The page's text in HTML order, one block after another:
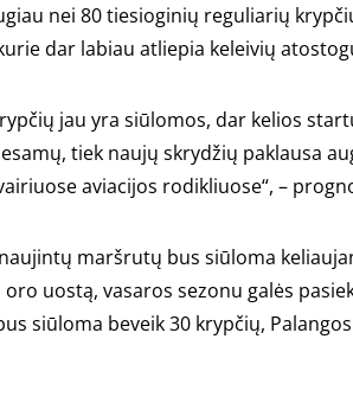
nei 80 tiesioginių reguliarių
dar labiau atliepia keleivių
jau yra siūlomos, dar kelios
tiek naujų skrydžių paklausa
aviacijos rodikliuose“, –
maršrutų bus siūloma
uostą, vasaros sezonu galės
siūloma beveik 30 krypčių,